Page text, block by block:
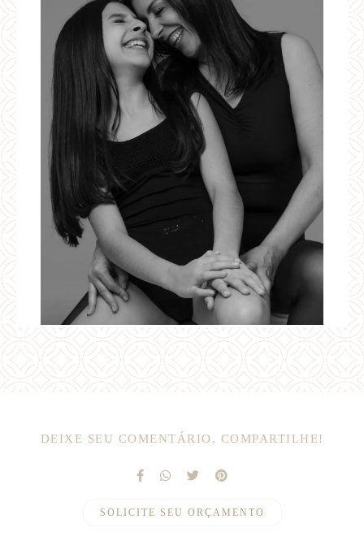
DEIXE SEU COMENTÁRIO, COMPARTILHE!
SOLICITE SEU ORÇAMENTO